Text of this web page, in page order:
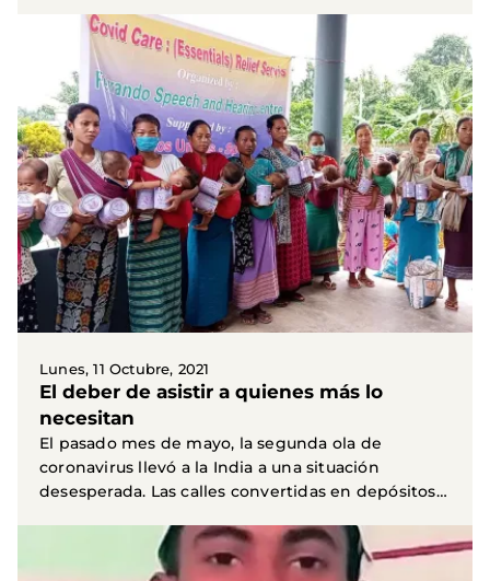
Lunes, 11 Octubre, 2021
El deber de asistir a quienes más lo
necesitan
El pasado mes de mayo, la segunda ola de
coronavirus llevó a la India a una situación
desesperada. Las calles convertidas en depósitos